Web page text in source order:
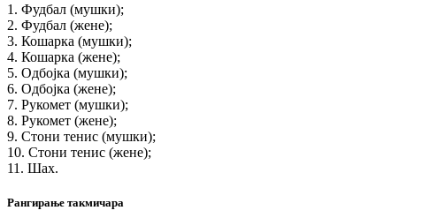
1. Фудбал (мушки);
2. Фудбал (жене);
3. Кошарка (мушки);
4. Кошарка (жене);
5. Одбојка (мушки);
6. Одбојка (жене);
7. Рукомет (мушки);
8. Рукомет (жене);
9. Стони тенис (мушки);
10. Стони тенис (жене);
11. Шах.
Рангирање такмичара